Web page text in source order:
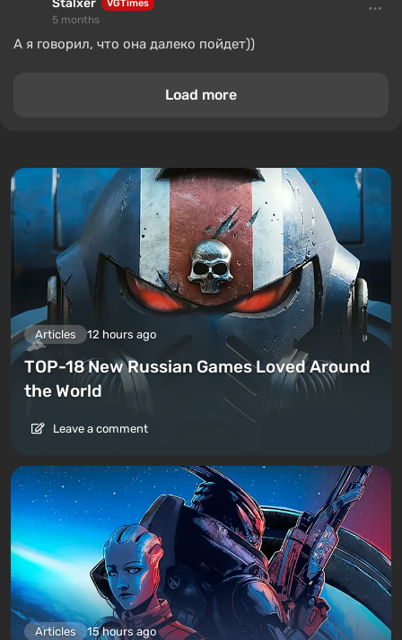
Stalxer VGTimes
5 months
А я говорил, что она далеко пойдет))
Load more
Articles 12 hours ago
TOP-18 New Russian Games Loved Around
the World
Leave a comment
Articles 15 hours ago